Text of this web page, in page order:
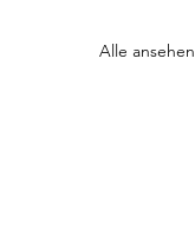
Alle ansehen